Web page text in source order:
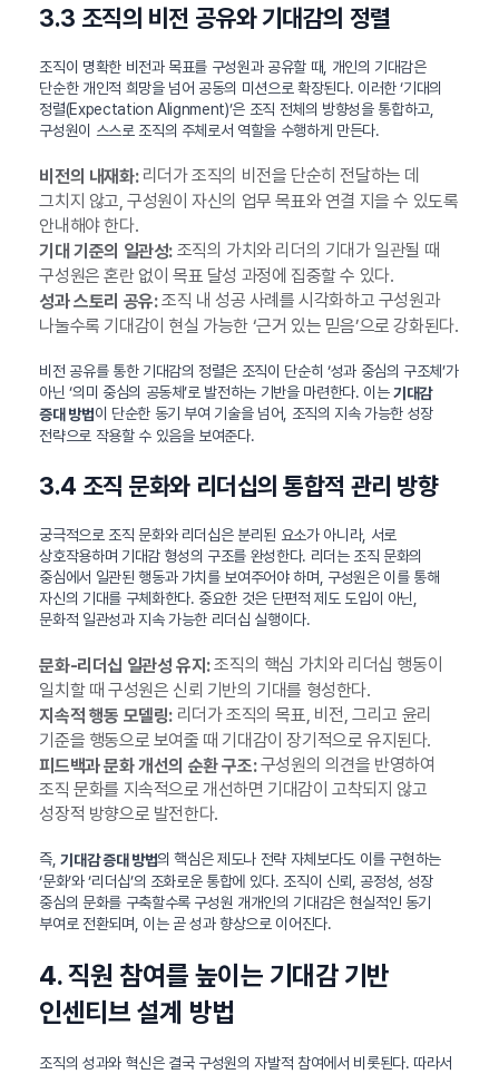
3.3 조직의 비전 공유와 기대감의 정렬
조직이 명확한 비전과 목표를 구성원과 공유할 때, 개인의 기대감은
단순한 개인적 희망을 넘어 공동의 미션으로 확장된다. 이러한 ‘기대의
정렬(Expectation Alignment)’은 조직 전체의 방향성을 통합하고,
구성원이 스스로 조직의 주체로서 역할을 수행하게 만든다.
비전의 내재화:리더가 조직의 비전을 단순히 전달하는 데
그치지 않고, 구성원이 자신의 업무 목표와 연결 지을 수 있도록
안내해야 한다.
기대 기준의 일관성:조직의 가치와 리더의 기대가 일관될 때
구성원은 혼란 없이 목표 달성 과정에 집중할 수 있다.
성과 스토리 공유:조직 내 성공 사례를 시각화하고 구성원과
나눌수록 기대감이 현실 가능한 ‘근거 있는 믿음’으로 강화된다.
비전 공유를 통한 기대감의 정렬은 조직이 단순히 ‘성과 중심의 구조체’가
아닌 ‘의미 중심의 공동체’로 발전하는 기반을 마련한다. 이는기대감
증대 방법이 단순한 동기 부여 기술을 넘어, 조직의 지속 가능한 성장
전략으로 작용할 수 있음을 보여준다.
3.4 조직 문화와 리더십의 통합적 관리 방향
궁극적으로 조직 문화와 리더십은 분리된 요소가 아니라, 서로
상호작용하며 기대감 형성의 구조를 완성한다. 리더는 조직 문화의
중심에서 일관된 행동과 가치를 보여주어야 하며, 구성원은 이를 통해
자신의 기대를 구체화한다. 중요한 것은 단편적 제도 도입이 아닌,
문화적 일관성과 지속 가능한 리더십 실행이다.
문화-리더십 일관성 유지:조직의 핵심 가치와 리더십 행동이
일치할 때 구성원은 신뢰 기반의 기대를 형성한다.
지속적 행동 모델링:리더가 조직의 목표, 비전, 그리고 윤리
기준을 행동으로 보여줄 때 기대감이 장기적으로 유지된다.
피드백과 문화 개선의 순환 구조:구성원의 의견을 반영하여
조직 문화를 지속적으로 개선하면 기대감이 고착되지 않고
성장적 방향으로 발전한다.
즉,기대감 증대 방법의 핵심은 제도나 전략 자체보다도 이를 구현하는
‘문화’와 ‘리더십’의 조화로운 통합에 있다. 조직이 신뢰, 공정성, 성장
중심의 문화를 구축할수록 구성원 개개인의 기대감은 현실적인 동기
부여로 전환되며, 이는 곧 성과 향상으로 이어진다.
4. 직원 참여를 높이는 기대감 기반
인센티브 설계 방법
조직의 성과와 혁신은 결국 구성원의 자발적 참여에서 비롯된다. 따라서